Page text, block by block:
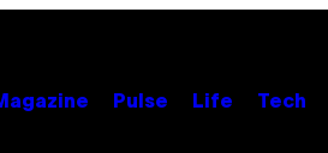
Pulse Life Tech